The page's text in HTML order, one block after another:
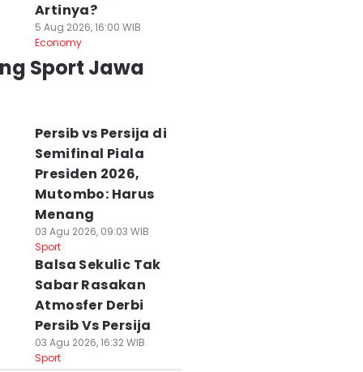
Artinya?
5 Aug 2026, 16:00 WIB
Economy
Sport Jawa
Persib vs Persija di
Semifinal Piala
Presiden 2026,
Mutombo: Harus
Menang
03 Agu 2026, 09:03 WIB
Sport
Balsa Sekulic Tak
Sabar Rasakan
Atmosfer Derbi
Persib Vs Persija
03 Agu 2026, 16:32 WIB
Sport